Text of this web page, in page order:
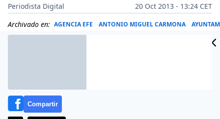
Periodista Digital
20 Oct 2013 - 13:24 CET
Archivado en: AGENCIA EFE ANTONIO MIGUEL CARMONA
Compartir